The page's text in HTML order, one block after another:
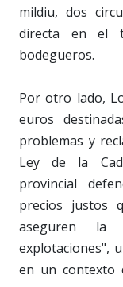
mildiu, dos
directa en el
bodegueros.
Por otro lado,
euros
problemas y
Ley de la
provincial
precios justos
aseguren la
explotaciones",
en un contexto